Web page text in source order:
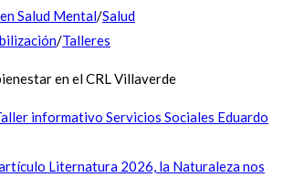
Salud Mental/Salud
/Talleres
en el CRL Villaverde
informativo Servicios Sociales Eduardo